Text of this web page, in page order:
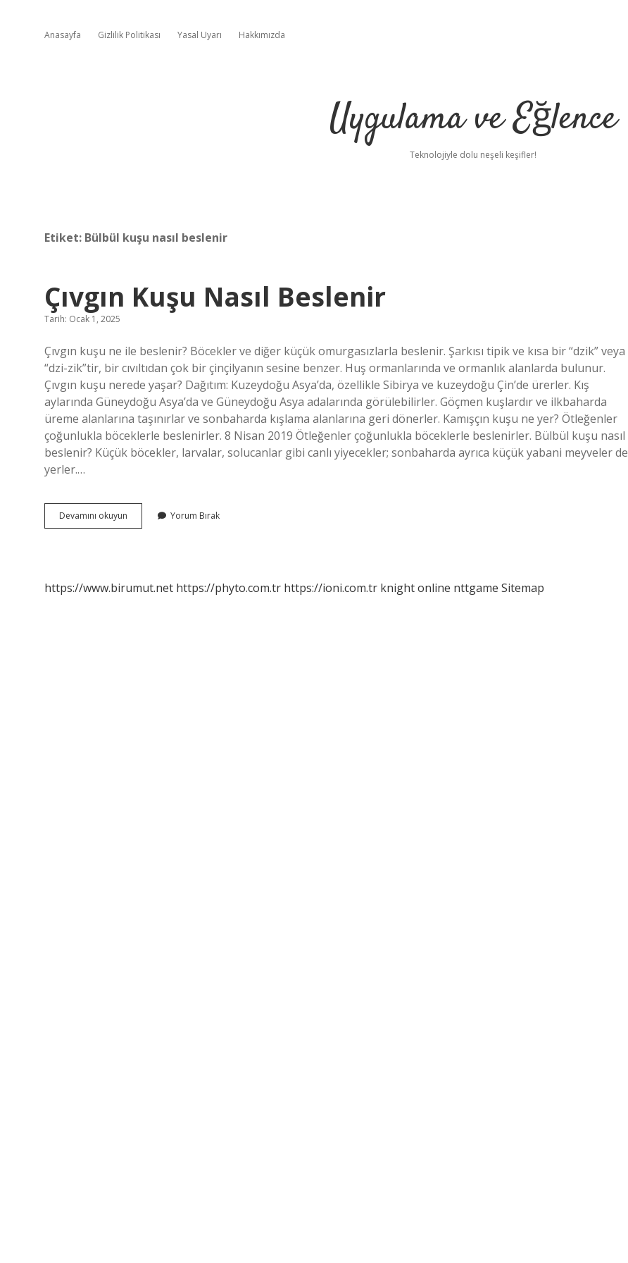
Anasayfa Gizlilik Politikası Yasal Uyarı Hakkımızda
Uygulama ve Eğlence
Teknolojiyle dolu neşeli keşifler!
Etiket: Bülbül kuşu nasıl beslenir
Çıvgın Kuşu Nasıl Beslenir
Tarih: Ocak 1, 2025
Çıvgın kuşu ne ile beslenir? Böcekler ve diğer küçük omurgasızlarla beslenir. Şarkısı tipik ve kısa bir “dzik” veya
“dzi-zik”tir, bir cıvıltıdan çok bir çinçilyanın sesine benzer. Huş ormanlarında ve ormanlık alanlarda bulunur.
Çıvgın kuşu nerede yaşar? Dağıtım: Kuzeydoğu Asya’da, özellikle Sibirya ve kuzeydoğu Çin’de ürerler. Kış
aylarında Güneydoğu Asya’da ve Güneydoğu Asya adalarında görülebilirler. Göçmen kuşlardır ve ilkbaharda
üreme alanlarına taşınırlar ve sonbaharda kışlama alanlarına geri dönerler. Kamışçın kuşu ne yer? Ötleğenler
çoğunlukla böceklerle beslenirler. 8 Nisan 2019 Ötleğenler çoğunlukla böceklerle beslenirler. Bülbül kuşu nasıl
beslenir? Küçük böcekler, larvalar, solucanlar gibi canlı yiyecekler; sonbaharda ayrıca küçük yabani meyveler de
yerler.…
Devamını okuyun
Kuşu
Yorum Bırak
https://www.birumut.net https://phyto.com.tr https://ioni.com.tr knight online nttgame Sitemap